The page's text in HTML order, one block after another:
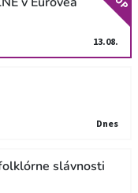
13.08.
Dnes
slávnosti